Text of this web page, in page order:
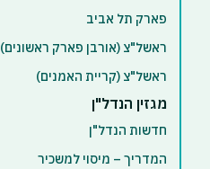
פארק תל אביב
ראשל"צ (אורבן פארק ראשונים)
ראשל"צ (קריית האמנים)
מגזין הנדל"ן
חדשות הנדל"ן
המדריך – מיסוי למשכיר